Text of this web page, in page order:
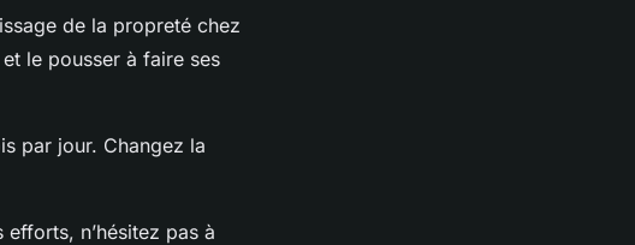
de la propreté chez
le pousser à faire ses
par jour. Changez la
n’hésitez pas à